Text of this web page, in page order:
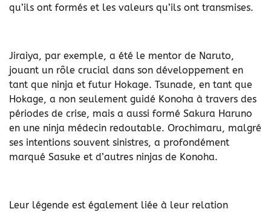
qu’ils ont formés et les valeurs qu’ils ont transmises.
Jiraiya, par exemple, a été le mentor de Naruto,
jouant un rôle crucial dans son développement en
tant que ninja et futur Hokage. Tsunade, en tant que
Hokage, a non seulement guidé Konoha à travers des
périodes de crise, mais a aussi formé Sakura Haruno
en une ninja médecin redoutable. Orochimaru, malgré
ses intentions souvent sinistres, a profondément
marqué Sasuke et d’autres ninjas de Konoha.
Leur légende est également liée à leur relation